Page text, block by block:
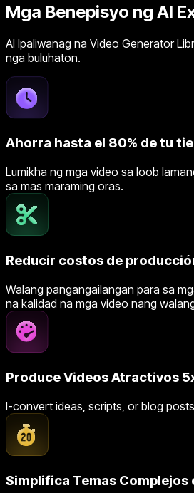
Mga Benepisyo ng AI
AI Ipaliwanag na Video Generator
nga buluhaton.
Ahorra hasta el 80% de tu
Lumikha ng mga video sa loob
sa mas maraming oras.
Reducir costos de
Walang pangangailangan para sa
na kalidad na mga video nang
Produce Videos Atractivos
I-convert ideas, scripts, or blog
Simplifica Temas Complejos